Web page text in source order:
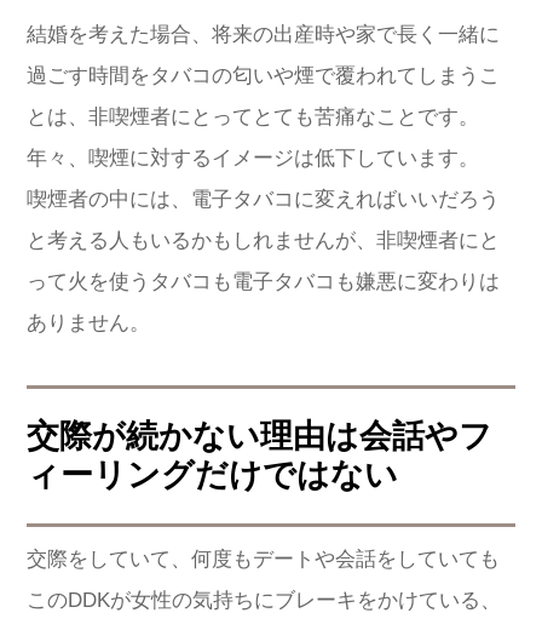
結婚を考えた場合、将来の出産時や家で長く一緒に
過ごす時間をタバコの匂いや煙で覆われてしまうこ
とは、非喫煙者にとってとても苦痛なことです。
年々、喫煙に対するイメージは低下しています。
喫煙者の中には、電子タバコに変えればいいだろう
と考える人もいるかもしれませんが、非喫煙者にと
って火を使うタバコも電子タバコも嫌悪に変わりは
ありません。
交際が続かない理由は会話やフ
ィーリングだけではない
交際をしていて、何度もデートや会話をしていても
このDDKが女性の気持ちにブレーキをかけている、